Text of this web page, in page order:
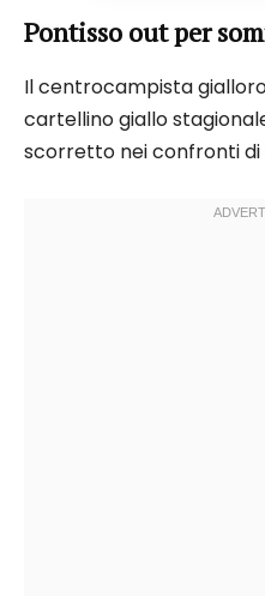
Pontisso out per
Il centrocampista
cartellino giallo
scorretto nei confronti di